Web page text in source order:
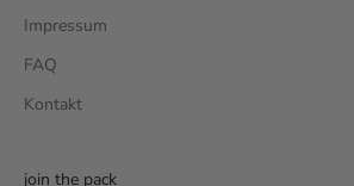
Impressum
FAQ
Kontakt
join the pack